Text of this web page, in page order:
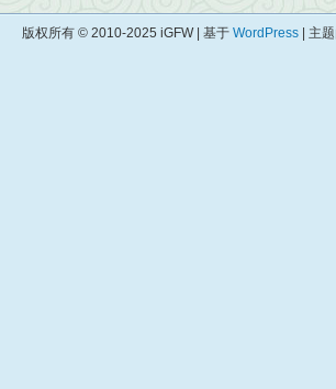
版权所有 © 2010-2025 iGFW | 基于 WordPress | 主